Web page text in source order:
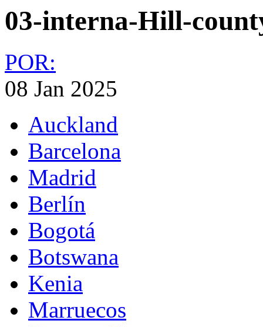
03-interna-Hill-
POR:
08 Jan 2025
Auckland
Barcelona
Madrid
Berlín
Bogotá
Botswana
Kenia
Marruecos